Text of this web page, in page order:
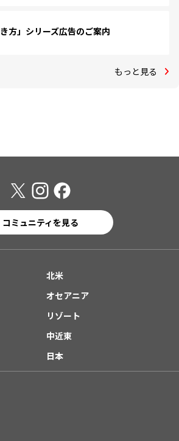
き方」シリーズ広告のご案内
もっと見る
コミュニティを見る
北米
オセアニア
リゾート
中近東
日本